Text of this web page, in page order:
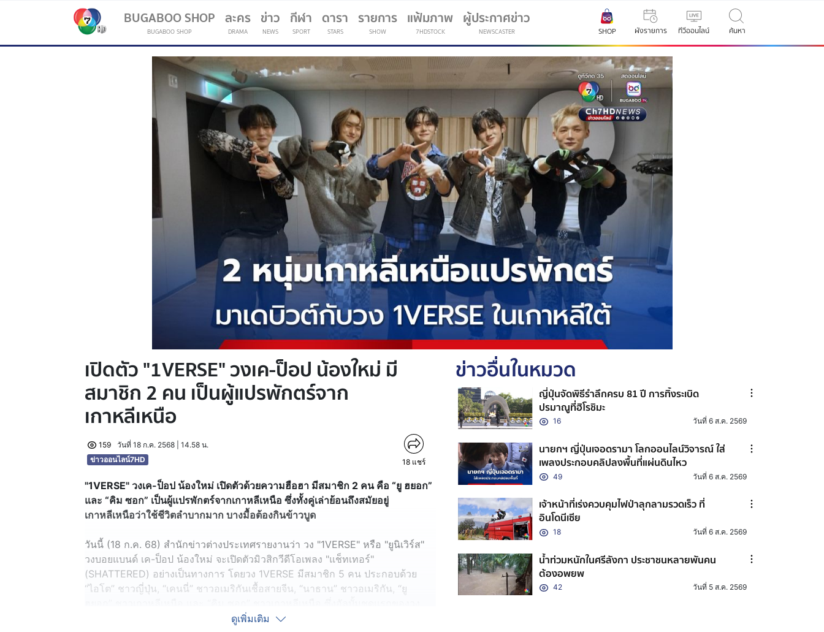
BUGABOO SHOP
BUGABOO SHOP
ละคร
DRAMA
ข่าว
NEWS
กีฬา
SPORT
(current)
ดารา
STARS
รายการ
SHOW
แฟ้มภาพ
7HDSTOCK
ผู้ประกาศข่าว
NEWSCASTER SHOP ผังรายการ ทีวีออนไลน์ ค้นหา
เปิดตัว "1VERSE" วงเค-ป็อป น้องใหม่ มี
สมาชิก 2 คน เป็นผู้แปรพักตร์จาก
เกาหลีเหนือ
159
วันที่ 18 ก.ค. 2568 | 14.58 น.
ข่าวออนไลน์7HD
18 แชร์
"1VERSE" วงเค-ป็อป น้องใหม่ เปิดตัวด้วยความฮือฮา มีสมาชิก 2 คน คือ “ยู ฮยอก”
และ “คิม ซอก” เป็นผู้แปรพักตร์จากเกาหลีเหนือ ซึ่งทั้งคู่เล่าย้อนถึงสมัยอยู่
เกาหลีเหนือว่าใช้ชีวิตลำบากมาก บางมื้อต้องกินข้าวบูด
วันนี้ (18 ก.ค. 68) สำนักข่าวต่างประเทศรายงานว่า วง "1VERSE" หรือ "ยูนิเวิร์ส"
วงบอยแบนด์ เค-ป็อป น้องใหม่ จะเปิดตัวมิวสิกวีดีโอเพลง "แช็ทเทอร์"
(SHATTERED) อย่างเป็นทางการ โดยวง 1VERSE มีสมาชิก 5 คน ประกอบด้วย
“ไอโต” ชาวญี่ปุ่น, “เคนนี่” ชาวอเมริกันเชื้อสายจีน, “นาธาน” ชาวอเมริกัน, “ยู
1VERSE มีเพลงที่มีเนื้อหาเกี่ยวกับผลพวงจากการหลบหนีออกจากประเทศที่กดขี่
ดูเพิ่มเติม
ข่าวอื่นในหมวด
ญี่ปุ่นจัดพิธีรำลึกครบ 81 ปี การทิ้งระเบิด
ปรมาณูที่ฮิโรชิมะ
16 วันที่ 6 ส.ค. 2569
นายกฯ ญี่ปุ่นเจอดรามา โลกออนไลน์วิจารณ์ ใส่
เพลงประกอบคลิปลงพื้นที่แผ่นดินไหว
49 วันที่ 6 ส.ค. 2569
เจ้าหน้าที่เร่งควบคุมไฟป่าลุกลามรวดเร็ว ที่
อินโดนีเซีย
18 วันที่ 6 ส.ค. 2569
น้ำท่วมหนักในศรีลังกา ประชาชนหลายพันคน
ต้องอพยพ
42 วันที่ 5 ส.ค. 2569